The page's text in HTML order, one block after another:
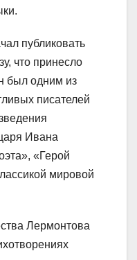
публиковать
что принесло
был одним из
писателей
Ивана
«Герой
мировой
Лермонтова